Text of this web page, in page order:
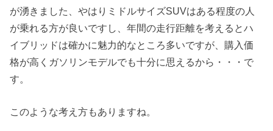
が湧きました、やはりミドルサイズSUVはある程度の人
が乗れる方が良いですし、年間の走行距離を考えるとハ
イブリッドは確かに魅力的なところ多いですが、購入価
格が高くガソリンモデルでも十分に思えるから・・・で
す。
このような考え方もありますね。